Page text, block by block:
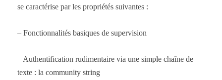
se caractérise par les propriétés suivantes :
– Fonctionnalités basiques de supervision
– Authentification rudimentaire via une simple chaîne de
texte : la community string